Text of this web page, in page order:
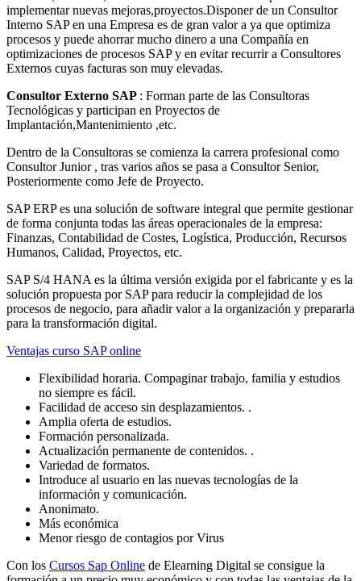
implementar nuevas mejoras,proyectos.Disponer de un Consultor
Interno SAP en una Empresa es de gran valor a ya que optimiza
procesos y puede ahorrar mucho dinero a una Compañía en
optimizaciones de procesos SAP y en evitar recurrir a Consultores
Externos cuyas facturas son muy elevadas.
Consultor Externo SAP : Forman parte de las Consultoras
Tecnológicas y participan en Proyectos de
Implantación,Mantenimiento ,etc.
Dentro de la Consultoras se comienza la carrera profesional como
Consultor Junior , tras varios años se pasa a Consultor Senior,
Posteriormente como Jefe de Proyecto.
SAP ERP es una solución de software integral que permite gestionar
de forma conjunta todas las áreas operacionales de la empresa:
Finanzas, Contabilidad de Costes, Logística, Producción, Recursos
Humanos, Calidad, Proyectos, etc.
SAP S/4 HANA es la última versión exigida por el fabricante y es la
solución propuesta por SAP para reducir la complejidad de los
procesos de negocio, para añadir valor a la organización y prepararla
para la transformación digital.
Ventajas curso SAP online
Flexibilidad horaria. Compaginar trabajo, familia y estudios
no siempre es fácil.
Facilidad de acceso sin desplazamientos. .
Amplia oferta de estudios.
Formación personalizada.
Actualización permanente de contenidos. .
Variedad de formatos.
Introduce al usuario en las nuevas tecnologías de la
información y comunicación.
Anonimato.
Más económica
Menor riesgo de contagios por Virus
Con los Cursos Sap Online de Elearning Digital se consigue la